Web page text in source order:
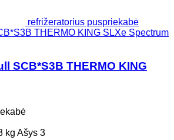
refrižeratorius puspriekabė
THERMO KING SLXe Spectrum
SCB*S3B THERMO KING
kg Ašys 3